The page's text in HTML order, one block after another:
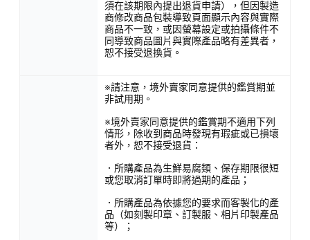
須在該期限內提出退貨申請），但因製造
商修改商品包裝導致頁面顯示內容與實際
商品不一致，或因螢幕設定或拍攝條件不
同導致商品圖片與實際產品略有差異者，
恕不接受退換貨。
※請注意，境外賣家同意提供的鑑賞期並
非試用期。
※境外賣家同意提供的鑑賞期不適用下列
情形，除收到商品時發現有瑕疵或已損壞
者外，恕不接受退貨：
．所購產品為生鮮易腐類、保存期限很短
或您取消訂單時即將過期的產品；
．所購產品為依據您的要求而客製化的產
品（如刻製印章、訂製服、相片印製產品
等）；